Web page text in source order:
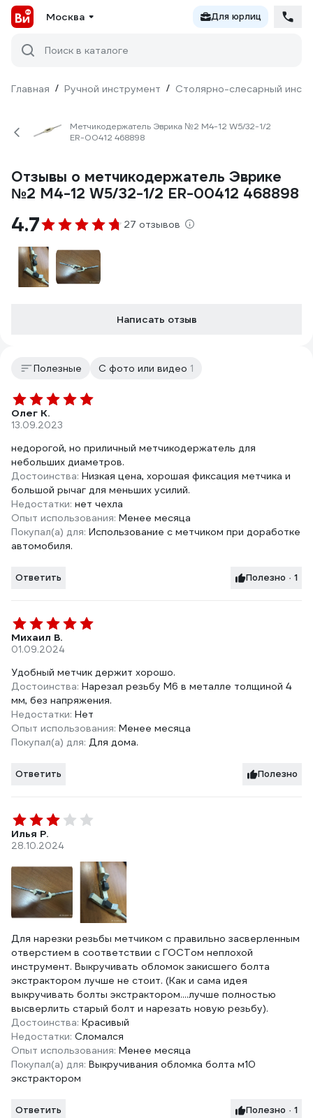
Москва Для юрлиц
Поиск в каталоге
Главная / Ручной инструмент / Столярно-слесарный
Метчикодержатель Эврика №2 M4-12 W5/32-1/2
ER-00412 468898
Отзывы о метчикодержатель Эврике
№2 M4-12 W5/32-1/2 ER-00412 468898
4.7 27 отзывов
Написать отзыв
Полезные С фото или видео 1
Олег К.
13.09.2023
недорогой, но приличный метчикодержатель для
небольших диаметров.
Достоинства: Низкая цена, хорошая фиксация метчика и
большой рычаг для меньших усилий.
Недостатки: нет чехла
Опыт использования: Менее месяца
Покупал(а) для: Использование с метчиком при доработке
автомобиля.
Ответить Полезно · 1
Михаил В.
01.09.2024
Удобный метчик держит хорошо.
Достоинства: Нарезал резьбу М6 в металле толщиной 4
мм, без напряжения.
Недостатки: Нет
Опыт использования: Менее месяца
Покупал(а) для: Для дома.
Ответить Полезно
Илья Р.
28.10.2024
Для нарезки резьбы метчиком с правильно засверленным
отверстием в соответствии с ГОСТом неплохой
инструмент. Выкручивать обломок закисшего болта
экстрактором лучше не стоит. (Как и сама идея
выкручивать болты экстрактором....лучше полностью
высверлить старый болт и нарезать новую резьбу).
Достоинства: Красивый
Недостатки: Сломался
Опыт использования: Менее месяца
Покупал(а) для: Выкручивания обломка болта м10
экстрактором
Ответить Полезно · 1